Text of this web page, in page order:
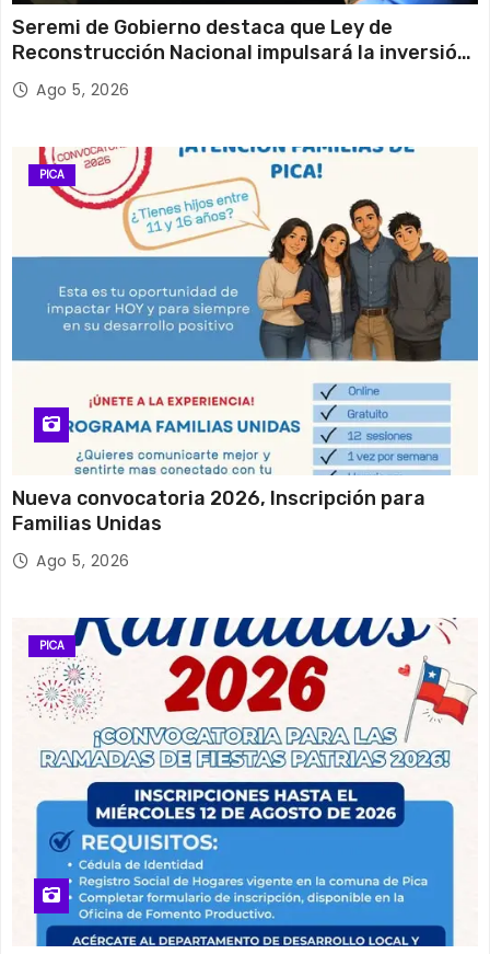
Seremi de Gobierno destaca que Ley de
Reconstrucción Nacional impulsará la inversión
y el empleo en Tarapacá
Ago 5, 2026
PICA
Nueva convocatoria 2026, Inscripción para
Familias Unidas
Ago 5, 2026
PICA